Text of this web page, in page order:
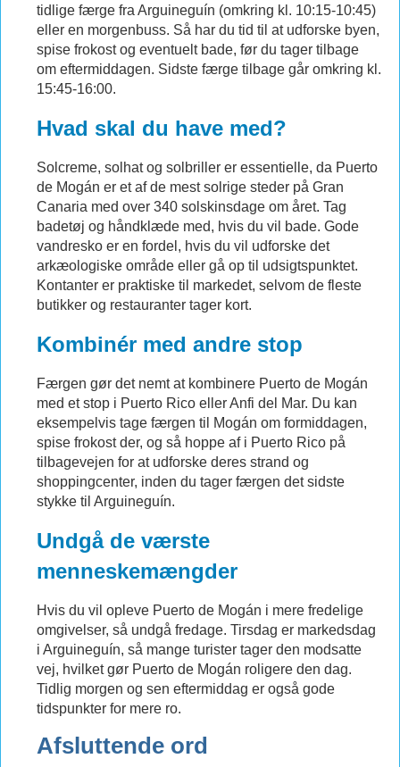
tidlige færge fra Arguineguín (omkring kl. 10:15-10:45)
eller en morgenbuss. Så har du tid til at udforske byen,
spise frokost og eventuelt bade, før du tager tilbage
om eftermiddagen. Sidste færge tilbage går omkring kl.
15:45-16:00.
Hvad skal du have med?
Solcreme, solhat og solbriller er essentielle, da Puerto
de Mogán er et af de mest solrige steder på Gran
Canaria med over 340 solskinsdage om året. Tag
badetøj og håndklæde med, hvis du vil bade. Gode
vandresko er en fordel, hvis du vil udforske det
arkæologiske område eller gå op til udsigtspunktet.
Kontanter er praktiske til markedet, selvom de fleste
butikker og restauranter tager kort.
Kombinér med andre stop
Færgen gør det nemt at kombinere Puerto de Mogán
med et stop i Puerto Rico eller Anfi del Mar. Du kan
eksempelvis tage færgen til Mogán om formiddagen,
spise frokost der, og så hoppe af i Puerto Rico på
tilbagevejen for at udforske deres strand og
shoppingcenter, inden du tager færgen det sidste
stykke til Arguineguín.
Undgå de værste
menneskemængder
Hvis du vil opleve Puerto de Mogán i mere fredelige
omgivelser, så undgå fredage. Tirsdag er markedsdag
i Arguineguín, så mange turister tager den modsatte
vej, hvilket gør Puerto de Mogán roligere den dag.
Tidlig morgen og sen eftermiddag er også gode
tidspunkter for mere ro.
Afsluttende ord